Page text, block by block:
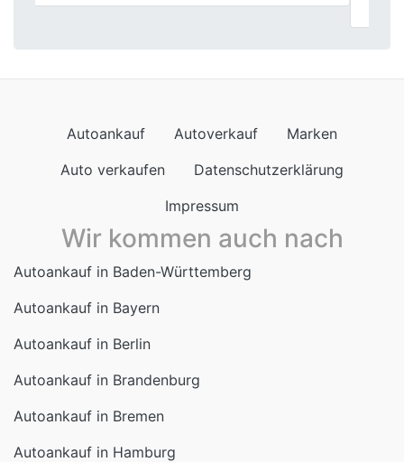
Autoankauf Autoverkauf
Marken
Auto verkaufen
Datenschutzerklärung
Impressum
Wir kommen auch nach
Autoankauf in Baden-Württemberg
Autoankauf in Bayern
Autoankauf in Berlin
Autoankauf in Brandenburg
Autoankauf in Bremen
Autoankauf in Hamburg